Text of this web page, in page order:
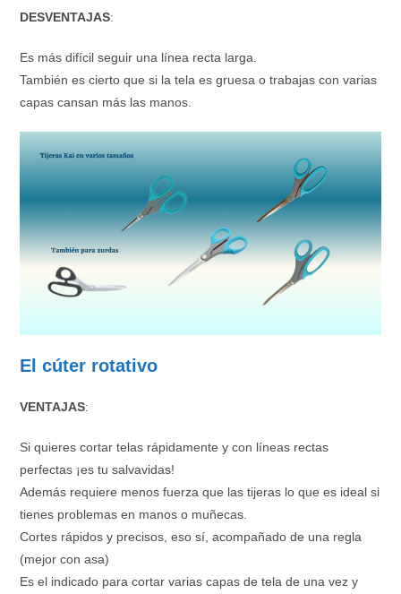
DESVENTAJAS:
Es más difícil seguir una línea recta larga.
También es cierto que si la tela es gruesa o trabajas con varias
capas cansan más las manos.
El cúter rotativo
VENTAJAS:
Si quieres cortar telas rápidamente y con líneas rectas
perfectas ¡es tu salvavidas!
Además requiere menos fuerza que las tijeras lo que es ideal si
tienes problemas en manos o muñecas.
Cortes rápidos y precisos, eso sí, acompañado de una regla
(mejor con asa)
Es el indicado para cortar varias capas de tela de una vez y